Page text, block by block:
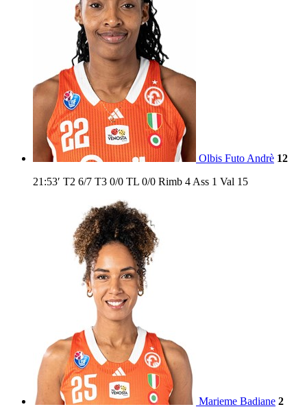
Olbis Futo Andrè 12
21:53′ T2 6/7 T3 0/0 TL 0/0 Rimb 4 Ass 1 Val 15
Marieme Badiane 2